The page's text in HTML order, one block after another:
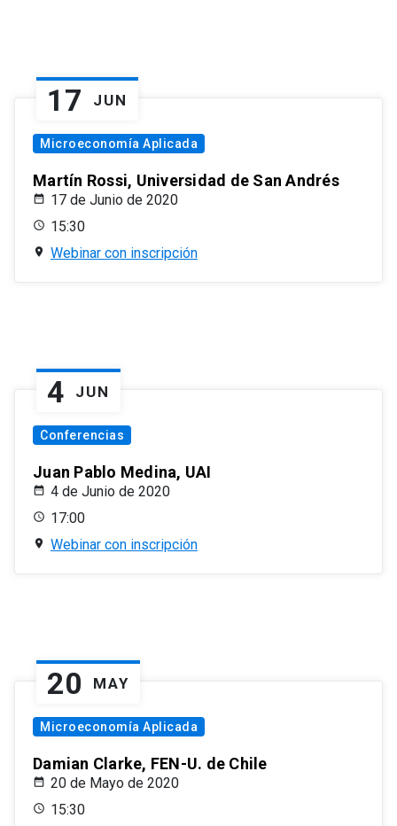
17 JUN
Microeconomía Aplicada
Martín Rossi, Universidad de San Andrés
17 de Junio de 2020
15:30
Webinar con inscripción
4 JUN
Conferencias
Juan Pablo Medina, UAI
4 de Junio de 2020
17:00
Webinar con inscripción
20 MAY
Microeconomía Aplicada
Damian Clarke, FEN-U. de Chile
20 de Mayo de 2020
15:30